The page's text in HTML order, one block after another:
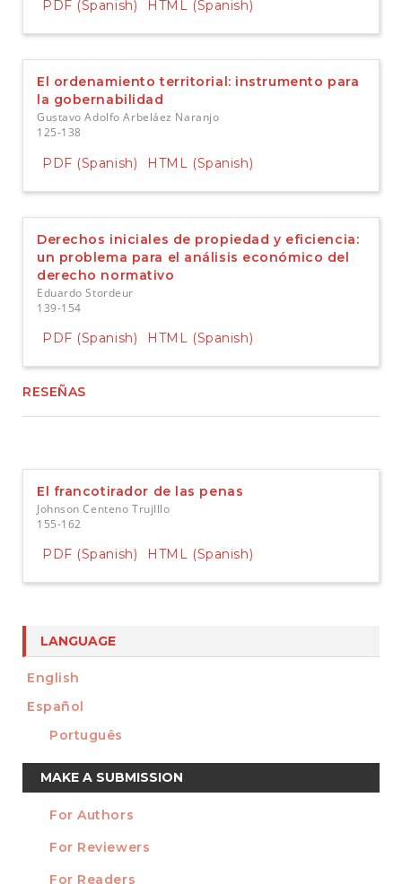
PDF (Spanish) HTML (Spanish)
El ordenamiento territorial: instrumento para
la gobernabilidad
Gustavo Adolfo Arbeláez Naranjo
125-138
PDF (Spanish) HTML (Spanish)
Derechos iniciales de propiedad y eficiencia:
un problema para el análisis económico del
derecho normativo
Eduardo Stordeur
139-154
PDF (Spanish) HTML (Spanish)
RESEÑAS
El francotirador de las penas
Johnson Centeno TrujIllo
155-162
PDF (Spanish) HTML (Spanish)
LANGUAGE
English
Español
Português
Make
a
Submission
MAKE A SUBMISSION
INFORMATION
For Authors
For Reviewers
For Readers